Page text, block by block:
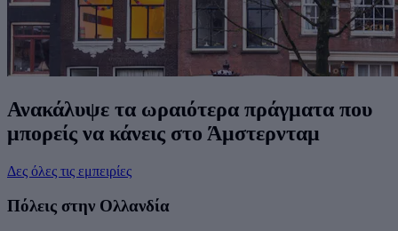
Ανακάλυψε τα ωραιότερα πράγματα που
μπορείς να κάνεις στο Άμστερνταμ
Δες όλες τις εμπειρίες
Πόλεις στην Ολλανδία